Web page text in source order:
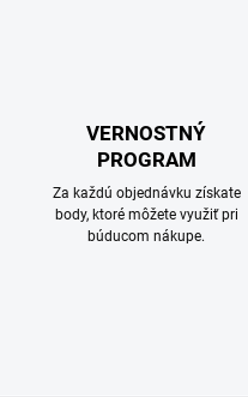
VERNOSTNÝ
PROGRAM
Za každú objednávku získate
body, ktoré môžete využiť pri
búducom nákupe.